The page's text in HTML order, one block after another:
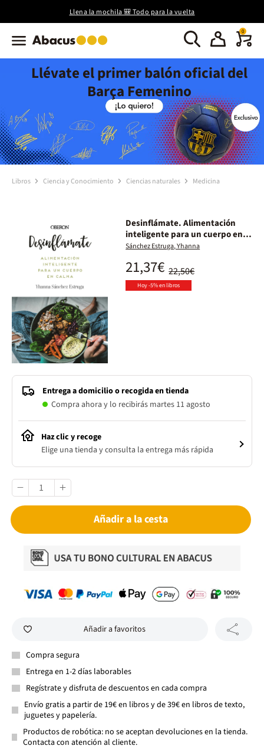
Llena la mochila 🎒 Todo para la vuelta
0
Llévate el primer balón oficial del
Barça Femenino
Libros Ciencia y Conocimiento Ciencias naturales Medicina
Desinflámate. Alimentación
inteligente para un cuerpo en
calma
Sánchez Estruga, Yhanna
22,50€
21,37€
Hoy -5% en libros
Entrega a domicilio o recogida en tienda
Compra ahora y lo recibirás martes 11 agosto
Haz clic y recoge
Elige una tienda y consulta la entrega más rápida
Añadir a la cesta
Añadir a favoritos
Compra segura
Entrega en 1-2 días laborables
Regístrate y disfruta de descuentos en cada compra
Envío gratis a partir de 19€ en libros y de 39€ en libros de texto,
juguetes y papelería.
Productos de robótica: no se aceptan devoluciones en la tienda.
Contacta con atención al cliente.